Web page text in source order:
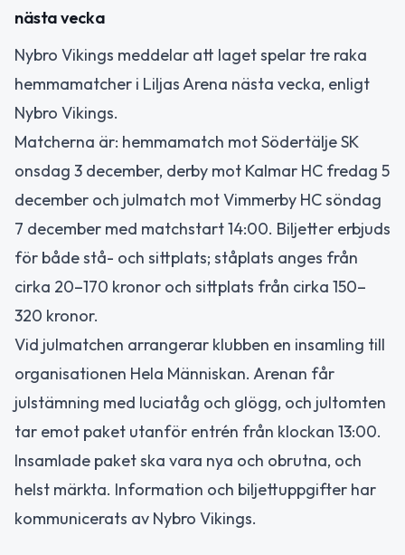
nästa vecka
Nybro Vikings meddelar att laget spelar tre raka
hemmamatcher i Liljas Arena nästa vecka, enligt
Nybro Vikings.
Matcherna är: hemmamatch mot Södertälje SK
onsdag 3 december, derby mot Kalmar HC fredag 5
december och julmatch mot Vimmerby HC söndag
7 december med matchstart 14:00. Biljetter erbjuds
för både stå- och sittplats; ståplats anges från
cirka 20–170 kronor och sittplats från cirka 150–
320 kronor.
Vid julmatchen arrangerar klubben en insamling till
organisationen Hela Människan. Arenan får
julstämning med luciatåg och glögg, och jultomten
tar emot paket utanför entrén från klockan 13:00.
Insamlade paket ska vara nya och obrutna, och
helst märkta. Information och biljettuppgifter har
kommunicerats av Nybro Vikings.